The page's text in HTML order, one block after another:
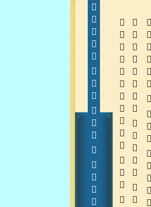
     